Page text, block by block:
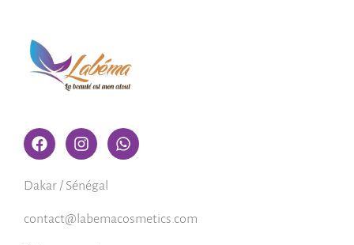
Dakar / Sénégal
contact@labemacosmetics.com